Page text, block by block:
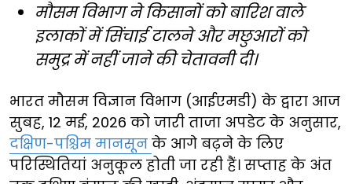
मौसम विभाग ने किसानों को बारिश वाले
इलाकों में सिंचाई टालने और मछुआरों को
समुद्र में नहीं जाने की चेतावनी दी।
भारत मौसम विज्ञान विभाग (आईएमडी) के द्वारा आज
सुबह, 12 मई, 2026 को जारी ताजा अपडेट के अनुसार,
दक्षिण-पश्चिम मानसून के आगे बढ़ने के लिए
परिस्थितियां अनुकूल होती जा रही हैं। सप्ताह के अंत